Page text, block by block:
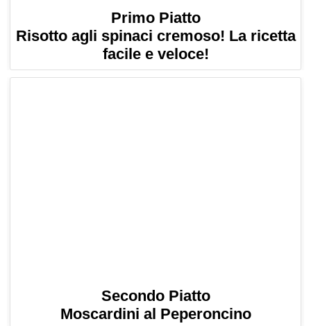
Primo Piatto
Risotto agli spinaci cremoso! La ricetta
facile e veloce!
Secondo Piatto
Moscardini al Peperoncino